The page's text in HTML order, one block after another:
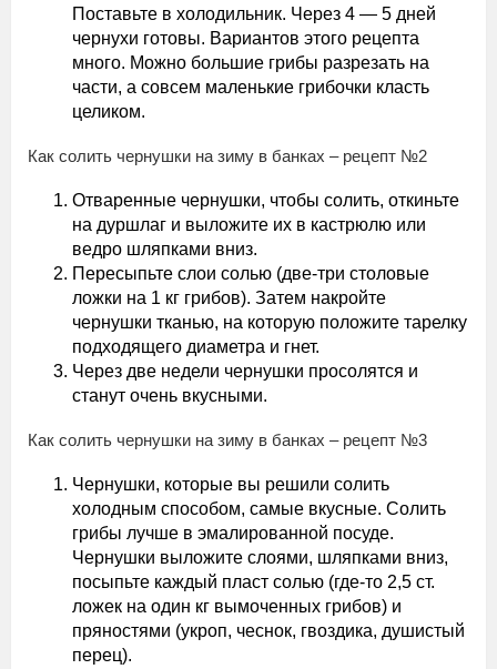
Поставьте в холодильник. Через 4 — 5 дней
чернухи готовы. Вариантов этого рецепта
много. Можно большие грибы разрезать на
части, а совсем маленькие грибочки класть
целиком.
Как солить чернушки на зиму в банках – рецепт №2
Отваренные чернушки, чтобы солить, откиньте
на дуршлаг и выложите их в кастрюлю или
ведро шляпками вниз.
Пересыпьте слои солью (две-три столовые
ложки на 1 кг грибов). Затем накройте
чернушки тканью, на которую положите тарелку
подходящего диаметра и гнет.
Через две недели чернушки просолятся и
станут очень вкусными.
Как солить чернушки на зиму в банках – рецепт №3
Чернушки, которые вы решили солить
холодным способом, самые вкусные. Солить
грибы лучше в эмалированной посуде.
Чернушки выложите слоями, шляпками вниз,
посыпьте каждый пласт солью (где-то 2,5 ст.
ложек на один кг вымоченных грибов) и
пряностями (укроп, чеснок, гвоздика, душистый
перец).